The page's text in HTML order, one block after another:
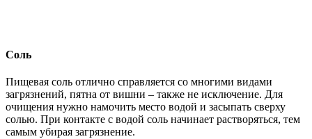
Соль
Пищевая соль отлично справляется со многими видами
загрязнений, пятна от вишни – также не исключение. Для
очищения нужно намочить место водой и засыпать сверху
солью. При контакте с водой соль начинает растворяться, тем
самым убирая загрязнение.